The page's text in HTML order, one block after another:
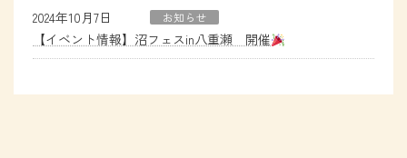
2024年10月7日 お知らせ
【イベント情報】沼フェスin八重瀬 開催